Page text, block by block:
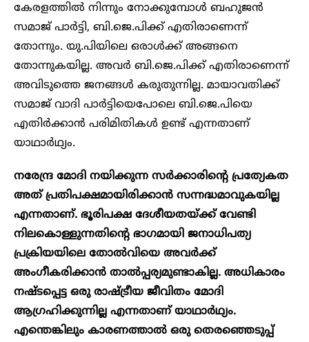
കേരളത്തിൽ നിന്നും നോക്കുമ്പോൾ ബഹുജൻ
സമാജ്‌ പാർട്ടി, ബി.ജെ.പിക്ക് എതിരാണെന്ന്
തോന്നും. യു.പിയിലെ ഒരാൾക്ക് അങ്ങനെ
തോന്നുകയില്ല. അവർ ബി.ജെ.പിക്ക് എതിരാണെന്ന്
അവിടുത്തെ ജനങ്ങൾ കരുതുന്നില്ല. മായാവതിക്ക്
സമാജ് വാദി പാർട്ടിയെപോലെ ബി.ജെ.പിയെ
എതിർക്കാൻ പരിമിതികൾ ഉണ്ട് എന്നതാണ്
യാഥാർഥ്യം.
നരേന്ദ്ര മോദി നയിക്കുന്ന സർക്കാരിന്റെ പ്രത്യേകത
അത് പ്രതിപക്ഷമായിരിക്കാൻ സന്നദ്ധമാവുകയില്ല
എന്നതാണ്. ഭൂരിപക്ഷ ദേശീയതയ്ക്ക് വേണ്ടി
നിലകൊള്ളുന്നതിന്റെ ഭാഗമായി ജനാധിപത്യ
പ്രക്രിയയിലെ തോൽവിയെ അവർക്ക്
അംഗീകരിക്കാൻ താൽപ്പര്യമുണ്ടാകില്ല. അധികാരം
നഷ്ടപ്പെട്ട ഒരു രാഷ്ട്രീയ ജീവിതം മോദി
ആഗ്രഹിക്കുന്നില്ല എന്നതാണ് യാഥാർഥ്യം.
എന്തെങ്കിലും കാരണത്താൽ ഒരു തെരഞ്ഞെടുപ്പ്